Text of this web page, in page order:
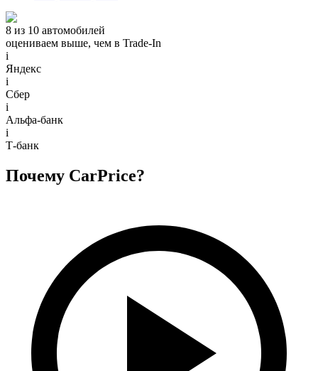
8 из 10 автомобилей
оцениваем выше, чем в Trade‑In
i
Яндекс
i
Сбер
i
Альфа-банк
i
Т-банк
Почему CarPrice?